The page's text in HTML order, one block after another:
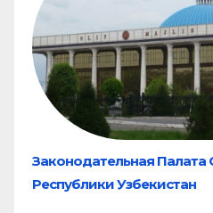
Законодательная
Республики Узбекистан